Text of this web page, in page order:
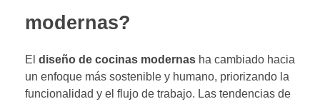
modernas?
El diseño de cocinas modernas ha cambiado hacia
un enfoque más sostenible y humano, priorizando la
funcionalidad y el flujo de trabajo. Las tendencias de